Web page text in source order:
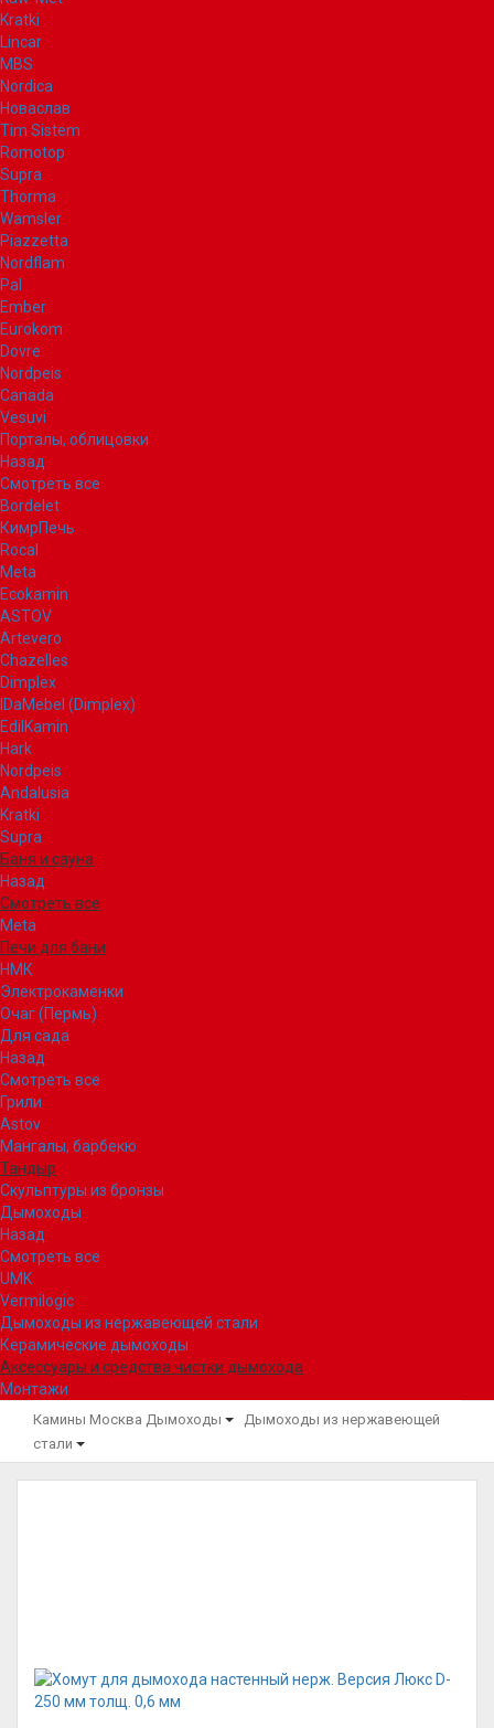
Kratki
Lincar
MBS
Nordica
Новаслав
Tim Sistem
Romotop
Supra
Thorma
Wamsler
Piazzetta
Nordflam
Pal
Ember
Eurokom
Dovre
Nordpeis
Canada
Vesuvi
Порталы, облицовки
Назад
Смотреть все
Bordelet
КимрПечь
Rocal
Meta
Ecokamin
ASTOV
Artevero
Chazelles
Dimplex
IDaMebel (Dimplex)
EdilKamin
Hark
Nordpeis
Andalusia
Kratki
Supra
Баня и сауна
Назад
Смотреть все
Meta
Печи для бани
НМК
Электрокаменки
Очаг (Пермь)
Для сада
Назад
Смотреть все
Грили
Astov
Мангалы, барбекю
Тандыр
Скульптуры из бронзы
Дымоходы
Назад
Смотреть все
UMK
Vermilogic
Дымоходы из нержавеющей стали
Керамические дымоходы
Аксессуары и средства чистки дымохода
Монтажи
Камины Москва Дымоходы
Дымоходы из нержавеющей
стали